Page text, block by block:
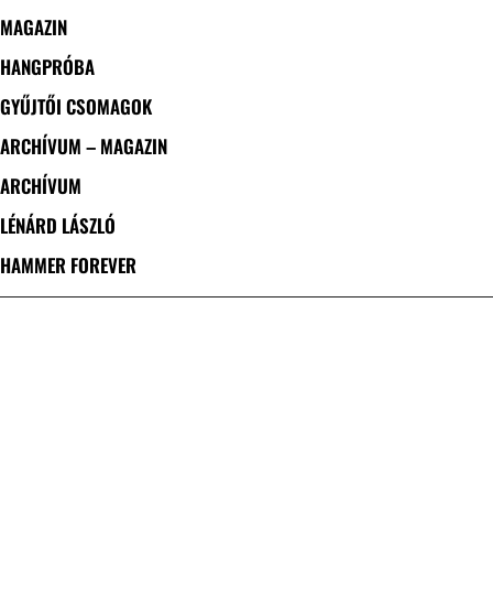
MAGAZIN
HANGPRÓBA
GYŰJTŐI CSOMAGOK
ARCHÍVUM – MAGAZIN
ARCHÍVUM
LÉNÁRD LÁSZLÓ
HAMMER FOREVER